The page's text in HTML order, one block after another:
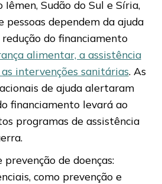
Iêmen, Sudão do Sul e Síria,
pessoas dependem da ajuda
do financiamento
alimentar, a assistência
intervenções sanitárias. As
de ajuda alertaram
financiamento levará ao
programas de assistência
de doenças:
como prevenção e